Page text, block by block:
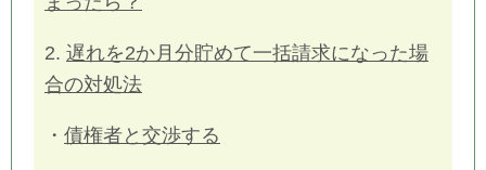
2. 遅れを2か月分貯めて一括請求になった場
合の対処法
・ 債権者と交渉する